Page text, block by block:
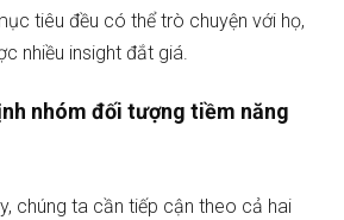
tiêu đều có thể trò chuyện với họ,
nhiều insight đắt giá.
nhóm đối tượng tiềm năng
chúng ta cần tiếp cận theo cả hai